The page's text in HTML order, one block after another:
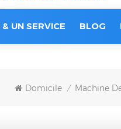
UN SERVICE BLOG
Domicile / Machine